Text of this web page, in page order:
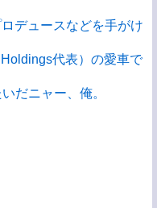
デュースなどを手がけ
代表）の愛車で
だニャー、俺。